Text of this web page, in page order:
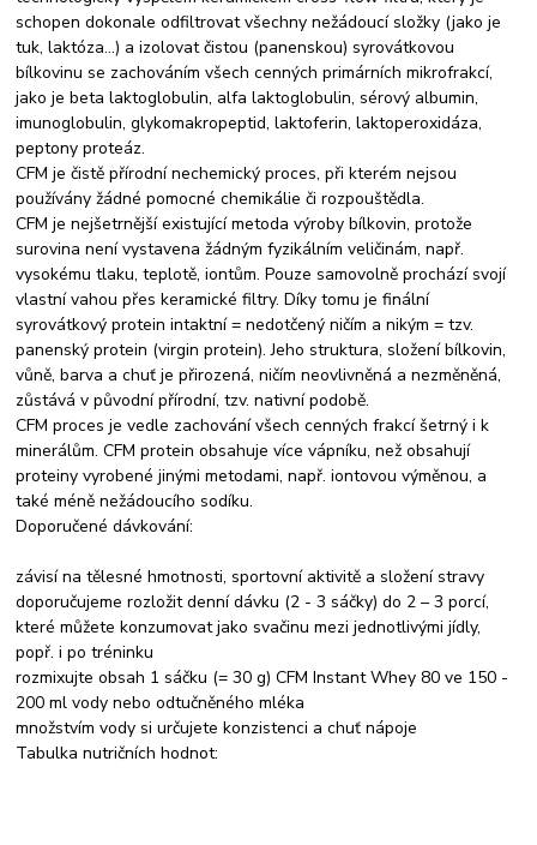
schopen dokonale odfiltrovat všechny nežádoucí složky (jako je
tuk, laktóza…) a izolovat čistou (panenskou) syrovátkovou
bílkovinu se zachováním všech cenných primárních mikrofrakcí,
jako je beta laktoglobulin, alfa laktoglobulin, sérový albumin,
imunoglobulin, glykomakropeptid, laktoferin, laktoperoxidáza,
peptony proteáz.
CFM je čistě přírodní nechemický proces, při kterém nejsou
používány žádné pomocné chemikálie či rozpouštědla.
CFM je nejšetrnější existující metoda výroby bílkovin, protože
surovina není vystavena žádným fyzikálním veličinám, např.
vysokému tlaku, teplotě, iontům. Pouze samovolně prochází svojí
vlastní vahou přes keramické filtry. Díky tomu je finální
syrovátkový protein intaktní = nedotčený ničím a nikým = tzv.
panenský protein (virgin protein). Jeho struktura, složení bílkovin,
vůně, barva a chuť je přirozená, ničím neovlivněná a nezměněná,
zůstává v původní přírodní, tzv. nativní podobě.
CFM proces je vedle zachování všech cenných frakcí šetrný i k
minerálům. CFM protein obsahuje více vápníku, než obsahují
proteiny vyrobené jinými metodami, např. iontovou výměnou, a
také méně nežádoucího sodíku.
Doporučené dávkování:
závisí na tělesné hmotnosti, sportovní aktivitě a složení stravy
doporučujeme rozložit denní dávku (2 - 3 sáčky) do 2 – 3 porcí,
které můžete konzumovat jako svačinu mezi jednotlivými jídly,
popř. i po tréninku
rozmixujte obsah 1 sáčku (= 30 g) CFM Instant Whey 80 ve 150 -
200 ml vody nebo odtučněného mléka
množstvím vody si určujete konzistenci a chuť nápoje
Tabulka nutričních hodnot: